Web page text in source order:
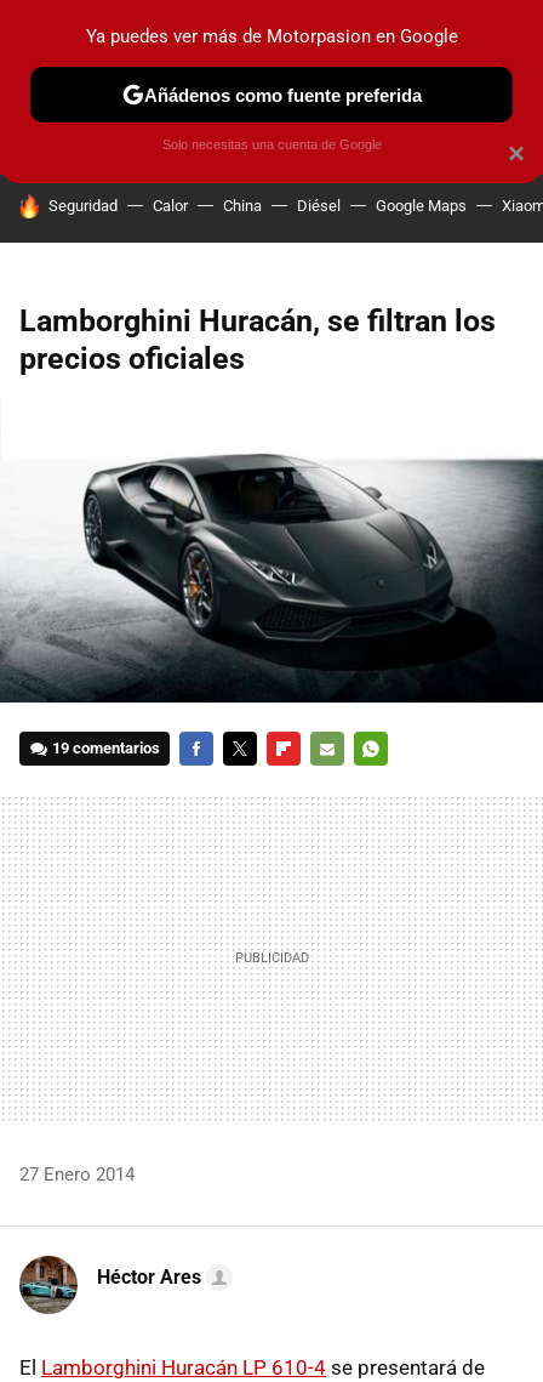
PRUEBAS COCHES ELÉCTRICOS OBSERVATORIO
HOY SE HABLA DE
Seguridad Calor China Diésel Google Maps
Lamborghini Huracán, se filtran los
precios oficiales
19 comentarios
MAIL
27 Enero 2014
Héctor Ares
El Lamborghini Huracán LP 610-4 se presentará de
×
Ya puedes ver más de Motorpasion en Google
Añádenos como fuente preferida
Solo necesitas una cuenta de Google